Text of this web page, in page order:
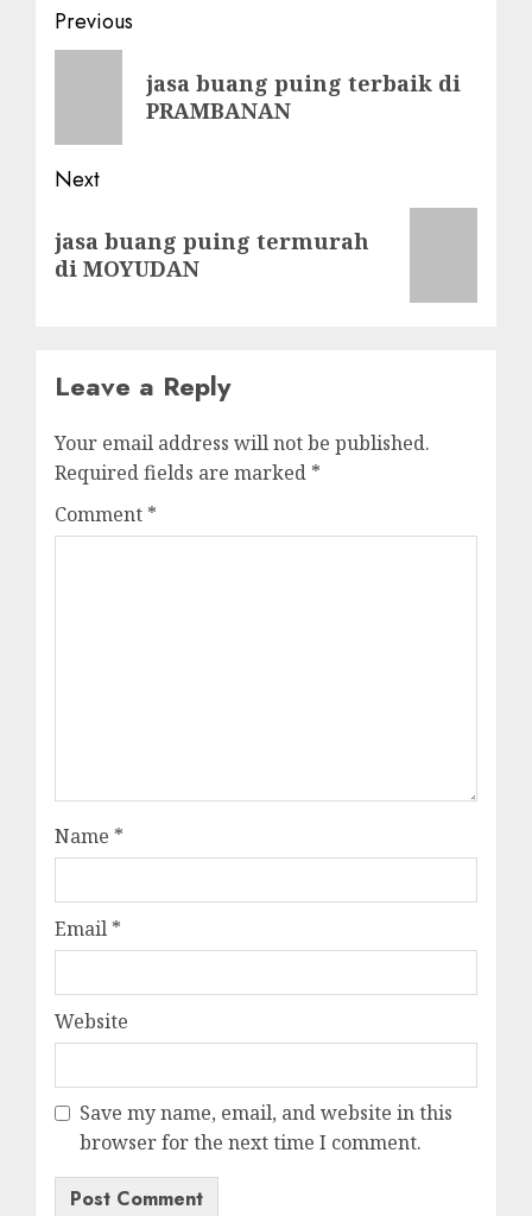
Post
navigation
Previous
jasa buang puing terbaik di
PRAMBANAN
Next
post:
jasa buang puing termurah
di MOYUDAN
Leave a Reply
Your email address will not be published.
Required fields are marked *
Comment *
Name *
Email *
Website
Save my name, email, and website in this
browser for the next time I comment.